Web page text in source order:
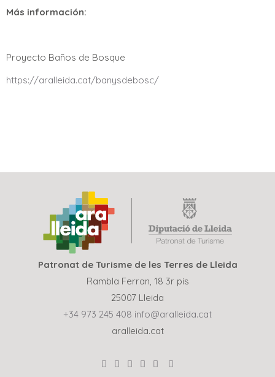
Más información:
Proyecto Baños de Bosque
https://aralleida.cat/banysdebosc/
Patronat de Turisme de les Terres de Lleida
Rambla Ferran, 18 3r pis
25007 Lleida
+34 973 245 408 info@aralleida.cat
aralleida.cat